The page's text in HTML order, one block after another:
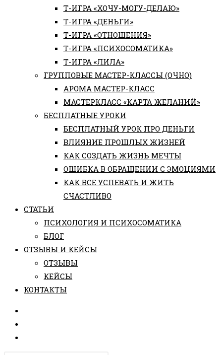
Т-ИГРА «ХОЧУ-МОГУ-ДЕЛАЮ»
Т-ИГРА «ДЕНЬГИ»
Т-ИГРА «ОТНОШЕНИЯ»
Т-ИГРА «ПСИХОСОМАТИКА»
Т-ИГРА «ЛИЛА»
ГРУППОВЫЕ МАСТЕР-КЛАССЫ (ОЧНО)
АРОМА МАСТЕР-КЛАСС
МАСТЕРКЛАСС «КАРТА ЖЕЛАНИЙ»
БЕСПЛАТНЫЕ УРОКИ
БЕСПЛАТНЫЙ УРОК ПРО ДЕНЬГИ
ВЛИЯНИЕ ПРОШЛЫХ ЖИЗНЕЙ
КАК СОЗДАТЬ ЖИЗНЬ МЕЧТЫ
ОШИБКА В ОБРАЩЕНИИ С ЭМОЦИЯМИ
КАК ВСЕ УСПЕВАТЬ И ЖИТЬ
СЧАСТЛИВО
СТАТЬИ
ПCИХОЛОГИЯ И ПСИХОСОМАТИКА
БЛОГ
ОТЗЫВЫ И КЕЙСЫ
ОТЗЫВЫ
КЕЙСЫ
КОНТАКТЫ